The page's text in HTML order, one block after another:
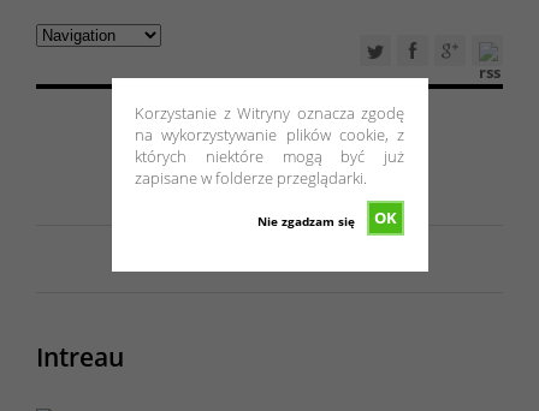
Korzystanie z Witryny oznacza zgodę
na wykorzystywanie plików cookie, z
których niektóre mogą być już
zapisane w folderze przeglądarki.
OK
Nie zgadzam się
Intreau